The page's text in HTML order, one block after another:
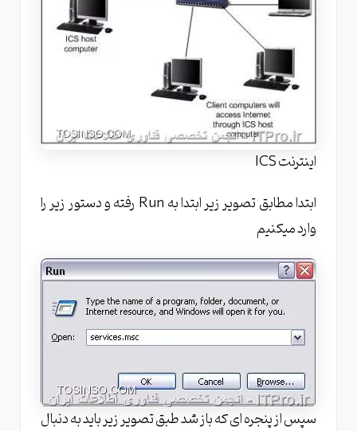
اینترنت ICS
ابتدا مطابق تصویر زیر ابتدا به Run رفته و دستور زیر را
وارد میکنیم
سپس از پنجره ای که باز شد طبق تصویر زیر باید به دنبال